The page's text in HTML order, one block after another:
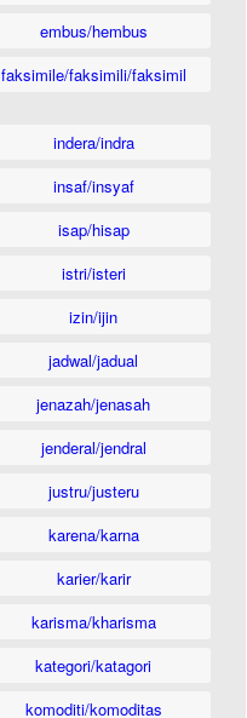
embus/hembus
faksimile/faksimili/faksimil
indera/indra
insaf/insyaf
isap/hisap
istri/isteri
izin/ijin
jadwal/jadual
jenazah/jenasah
jenderal/jendral
justru/justeru
karena/karna
karier/karir
karisma/kharisma
kategori/katagori
komoditi/komoditas